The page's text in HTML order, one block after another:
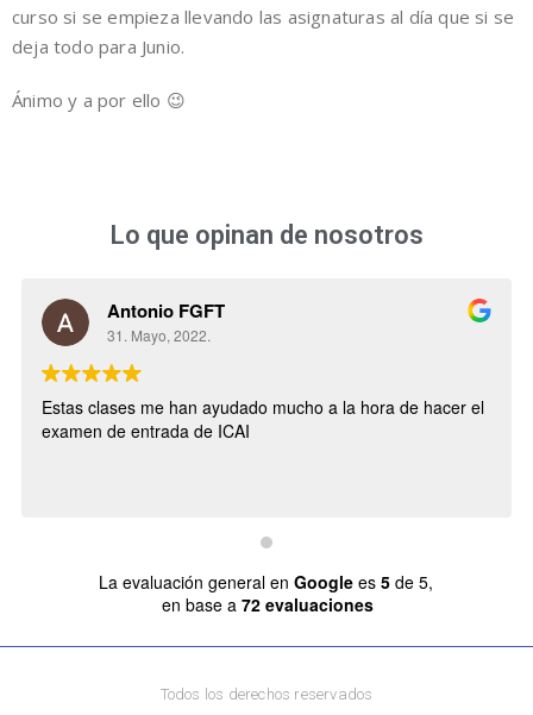
curso si se empieza llevando las asignaturas al día que si se
deja todo para Junio.
Ánimo y a por ello 😉
Lo que opinan de nosotros
Antonio FGFT
31. Mayo, 2022.
Estas clases me han ayudado mucho a la hora de hacer el
examen de entrada de ICAI
La evaluación general en Googlees 5de 5,
en base a 72 evaluaciones
Todos los derechos reservados